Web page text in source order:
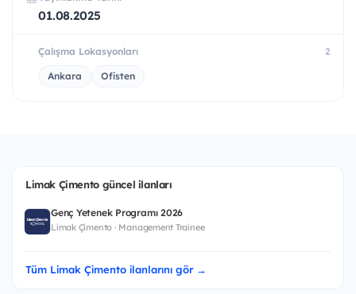
01.08.2025
Çalışma Lokasyonları 2
Ankara Ofisten
Limak Çimento güncel ilanları
Genç Yetenek Programı 2026
Limak Çimento · Management Trainee
Tüm Limak Çimento ilanlarını gör →